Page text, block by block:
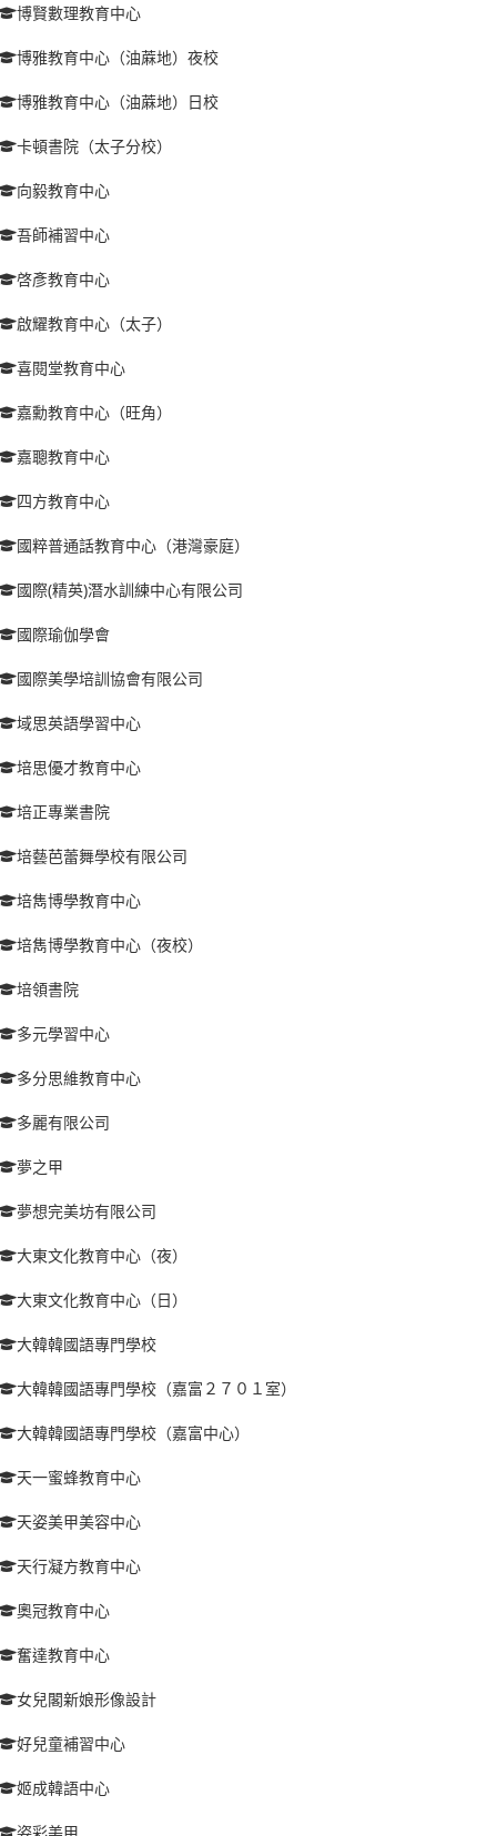
博賢數理教育中心
博雅教育中心（油蔴地）夜校
博雅教育中心（油蔴地）日校
卡頓書院（太子分校）
向毅教育中心
吾師補習中心
啓彥教育中心
啟耀教育中心（太子）
喜閱堂教育中心
嘉勳教育中心（旺角）
嘉聰教育中心
四方教育中心
國粹普通話教育中心（港灣豪庭）
國際(精英)潛水訓練中心有限公司
國際瑜伽學會
國際美學培訓協會有限公司
域思英語學習中心
培思優才教育中心
培正專業書院
培藝芭蕾舞學校有限公司
培雋博學教育中心
培雋博學教育中心（夜校）
培領書院
多元學習中心
多分思維教育中心
多麗有限公司
夢之甲
夢想完美坊有限公司
大東文化教育中心（夜）
大東文化教育中心（日）
大韓韓國語專門學校
大韓韓國語專門學校（嘉富２７０１室）
大韓韓國語專門學校（嘉富中心）
天一蜜蜂教育中心
天姿美甲美容中心
天行凝方教育中心
奧冠教育中心
奮達教育中心
女兒閣新娘形像設計
好兒童補習中心
姬成韓語中心
姿彩美甲